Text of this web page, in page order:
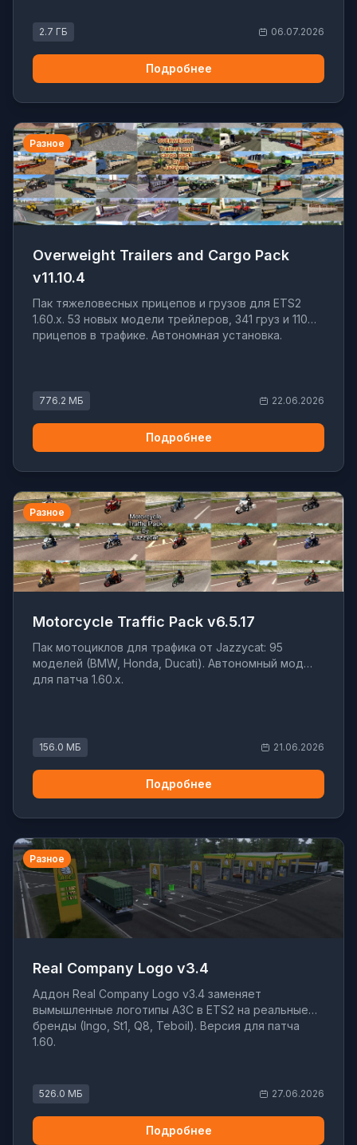
2.7 ГБ 06.07.2026
Подробнее
Разное
Overweight Trailers and Cargo Pack
v11.10.4
Пак тяжеловесных прицепов и грузов для ETS2
1.60.x. 53 новых модели трейлеров, 341 груз и 110
прицепов в трафике. Автономная установка.
776.2 МБ 22.06.2026
Подробнее
Разное
Motorcycle Traffic Pack v6.5.17
Пак мотоциклов для трафика от Jazzycat: 95
моделей (BMW, Honda, Ducati). Автономный мод
для патча 1.60.x.
156.0 МБ 21.06.2026
Подробнее
Разное
Real Company Logo v3.4
Аддон Real Company Logo v3.4 заменяет
вымышленные логотипы АЗС в ETS2 на реальные
бренды (Ingo, St1, Q8, Teboil). Версия для патча
1.60.
526.0 МБ 27.06.2026
Подробнее